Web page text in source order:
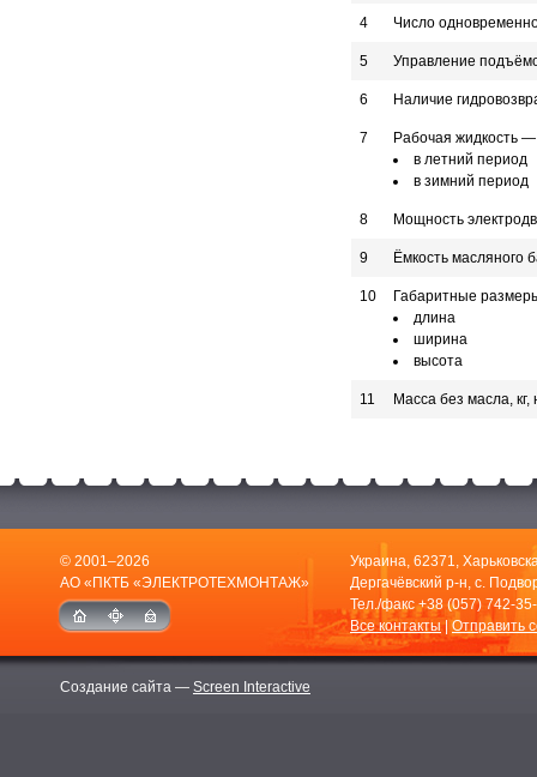
4 Число
5 Управление
6 Наличие
7
Рабочая жидкость
в летний период
в зимний период
8 Мощность
9 Ёмкость масляного
10
Габаритные
длина
ширина
высота
11 Масса без масла, кг,
© 2001–2026
АО «ПКТБ «ЭЛЕКТРОТЕХМОНТАЖ»
Создание сайта — Screen Interactive
Украина, 62371,
Дергачёвский р-н, с.
Тел./факс+38 (057) 742-
Все контакты| Отправить